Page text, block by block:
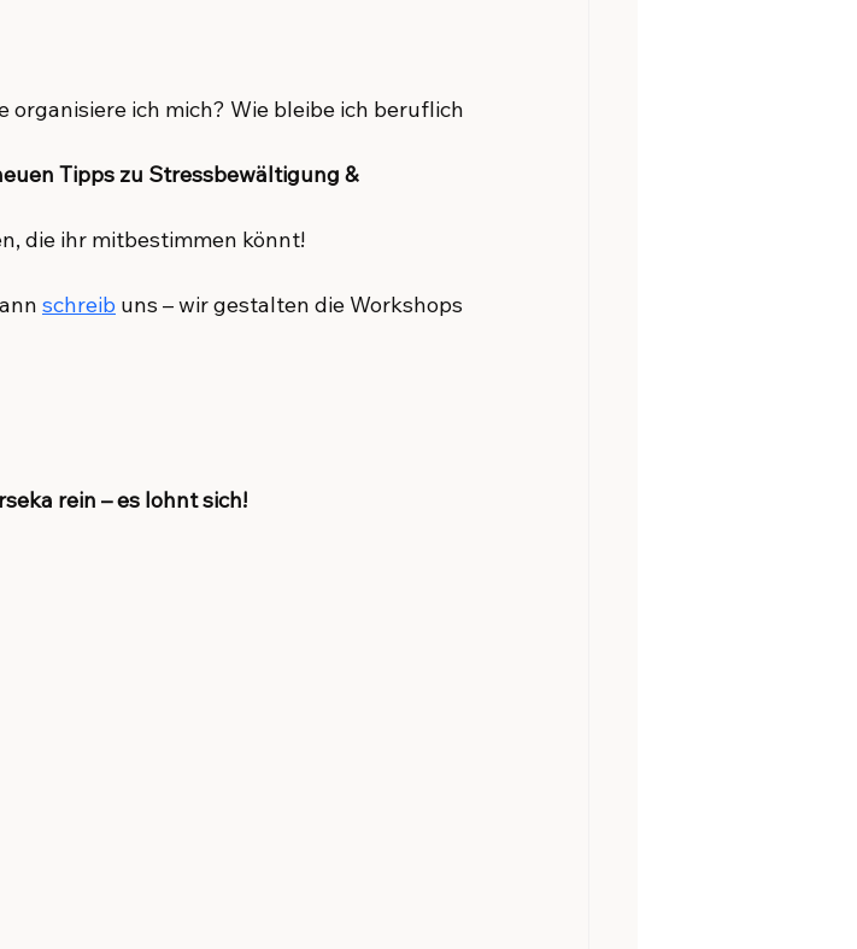
ich mich? Wie bleibe ich beruflich
Tipps zu Stressbewältigung &
die ihr mitbestimmen könnt!
schreib uns – wir gestalten die Workshops
rein – es lohnt sich!